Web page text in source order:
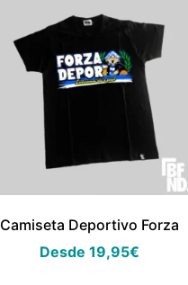
Camiseta Deportivo Forza
Desde 19,95€